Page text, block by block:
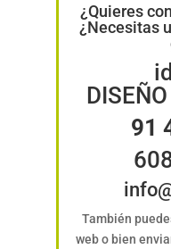
¿Quieres
¿Necesitas
91
También
web o bien